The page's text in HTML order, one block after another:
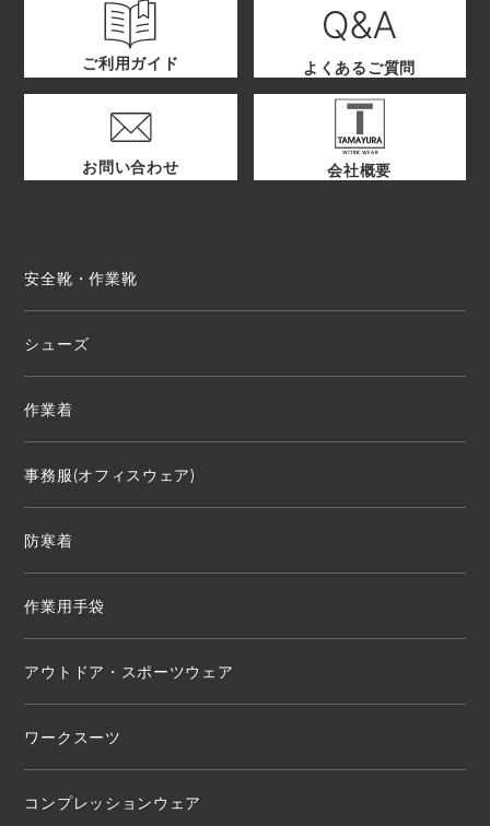
ご利用ガイド よくあるご質問
お問い合わせ 会社概要
安全靴・作業靴
シューズ
作業着
事務服(オフィスウェア)
防寒着
作業用手袋
アウトドア・スポーツウェア
ワークスーツ
コンプレッションウェア